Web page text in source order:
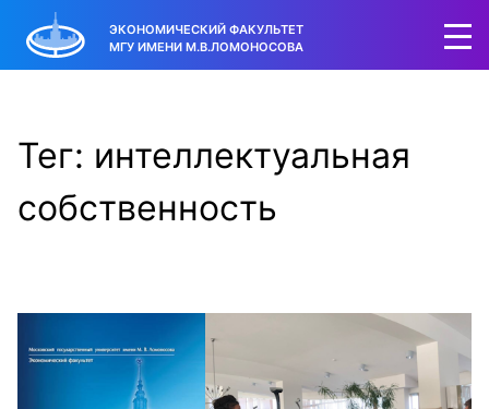
ЭКОНОМИЧЕСКИЙ ФАКУЛЬТЕТ
МГУ ИМЕНИ М.В.ЛОМОНОСОВА
Тег: интеллектуальная
собственность